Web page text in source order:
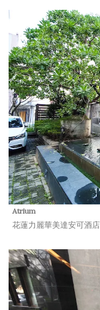
Atrium
花蓮力麗華美達安可酒